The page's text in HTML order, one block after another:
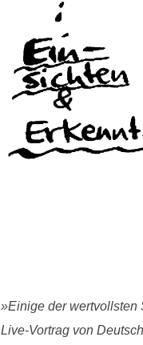
»Einige der wertvollsten
Live-Vortrag von